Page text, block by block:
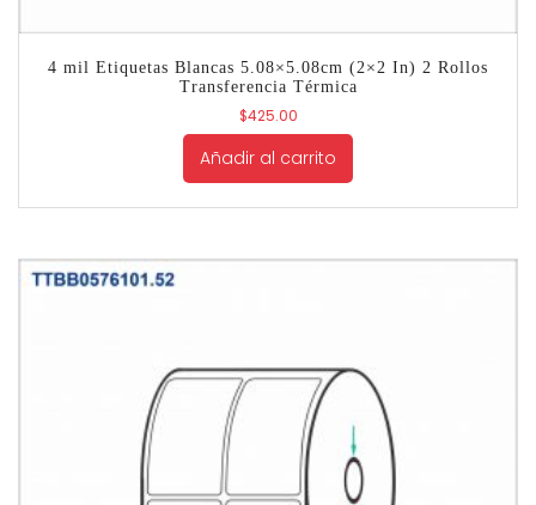
4 mil Etiquetas Blancas 5.08×5.08cm (2×2 In) 2 Rollos
Transferencia Térmica
$425.00
Añadir al carrito